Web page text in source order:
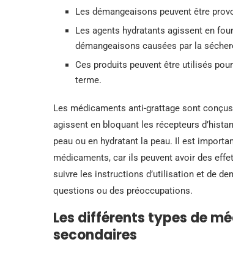
Les démangeaisons peuvent être
Les agents hydratants agissent en
démangeaisons causées par la
Ces produits peuvent être utilisés
terme.
Les médicaments anti-grattage sont
agissent en bloquant les récepteurs
peau ou en hydratant la peau. Il est
médicaments, car ils peuvent avoir des
suivre les instructions d’utilisation et de
questions ou des préoccupations.
Les différents types de
secondaires